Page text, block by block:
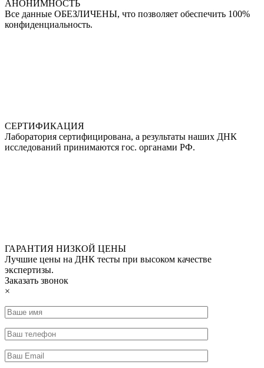
АНОНИМНОСТЬ
Все данные ОБЕЗЛИЧЕНЫ, что позволяет обеспечить 100%
конфиденциальность.
СЕРТИФИКАЦИЯ
Лаборатория сертифицирована, а результаты наших ДНК
исследований принимаются гос. органами РФ.
ГАРАНТИЯ НИЗКОЙ ЦЕНЫ
Лучшие цены на ДНК тесты при высоком качестве
экспертизы.
Заказать звонок
×